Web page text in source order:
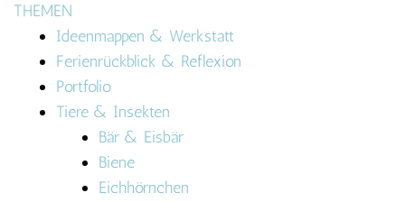
THEMEN
Ideenmappen & Werkstatt
Ferienrückblick & Reflexion
Portfolio
Tiere & Insekten
Bär & Eisbär
Biene
Eichhörnchen